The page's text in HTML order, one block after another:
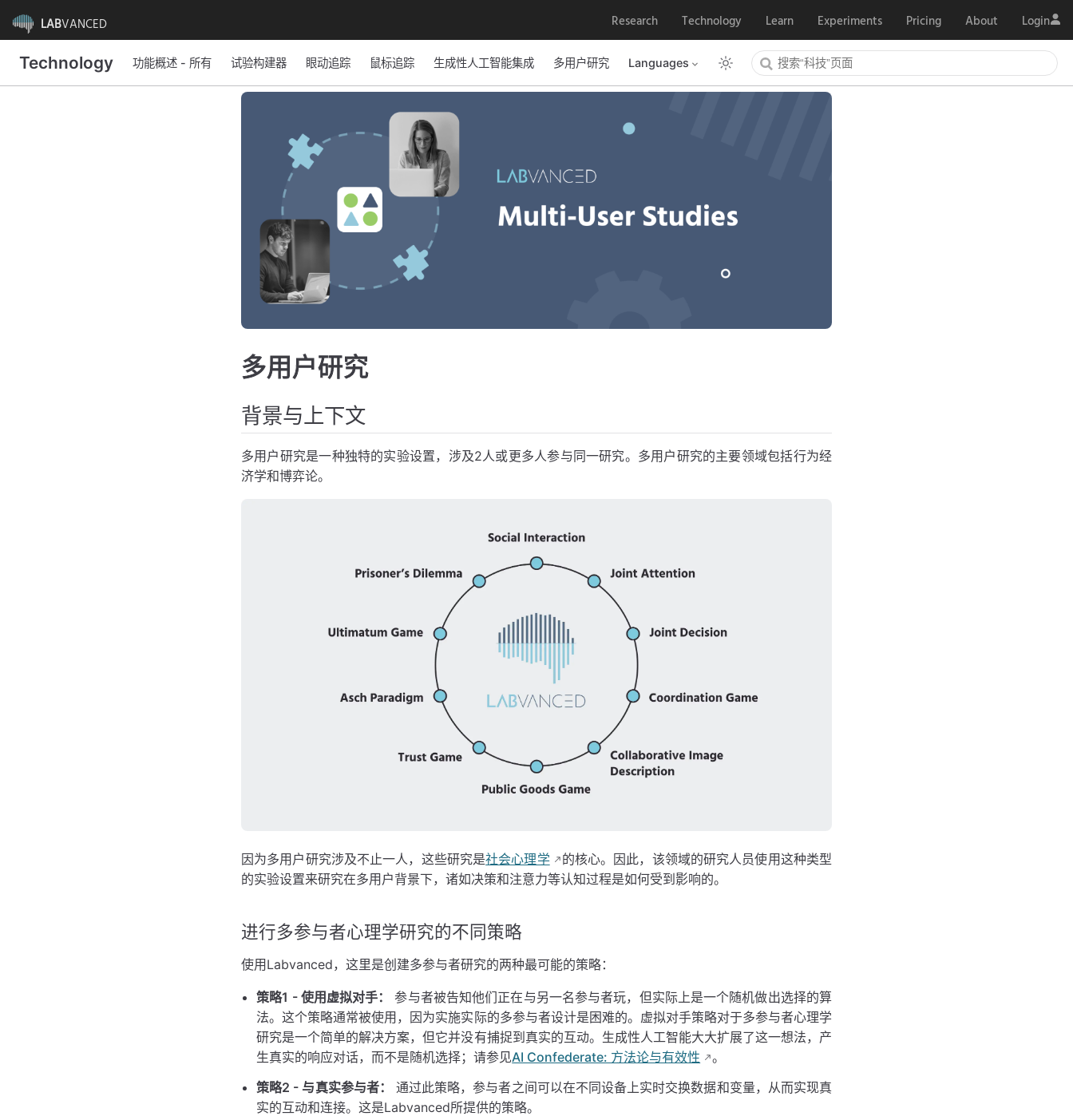
LABVANCED Research Technology Learn Experiments Pricing About Login
Technology 功能概述 - 所有 试验构建器 眼动追踪 鼠标追踪 生成性人工智能集成 多用户研究 Languages
多用户研究
背景与上下文
多用户研究是一种独特的实验设置，涉及2人或更多人参与同一研究。多用户研究的主要领域包括行为经
济学和博弈论。
因为多用户研究涉及不止一人，这些研究是社会心理学
的核心。因此，该领域的研究人员使用这种类型
的实验设置来研究在多用户背景下，诸如决策和注意力等认知过程是如何受到影响的。
进行多参与者心理学研究的不同策略
使用Labvanced，这里是创建多参与者研究的两种最可能的策略：
策略1 - 使用虚拟对手：
参与者被告知他们正在与另一名参与者玩，但实际上是一个随机做出选择的算
法。这个策略通常被使用，因为实施实际的多参与者设计是困难的。虚拟对手策略对于多参与者心理学
研究是一个简单的解决方案，但它并没有捕捉到真实的互动。生成性人工智能大大扩展了这一想法，产
生真实的响应对话，而不是随机选择；请参见AI Confederate: 方法论与有效性
。
策略2 - 与真实参与者：
通过此策略，参与者之间可以在不同设备上实时交换数据和变量，从而实现真
实的互动和连接。这是Labvanced所提供的策略。